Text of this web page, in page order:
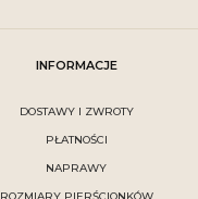
INFORMACJE
DOSTAWY I ZWROTY
PŁATNOŚCI
NAPRAWY
ROZMIARY PIERŚCIONKÓW